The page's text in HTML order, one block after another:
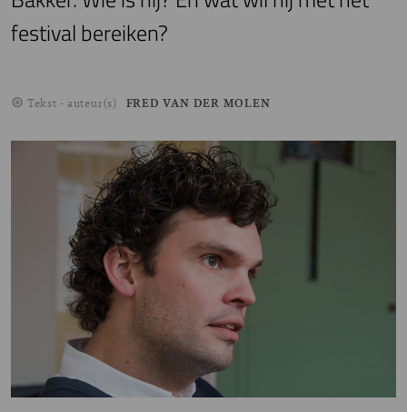
festival bereiken?
Tekst - auteur(s) FRED VAN DER MOLEN